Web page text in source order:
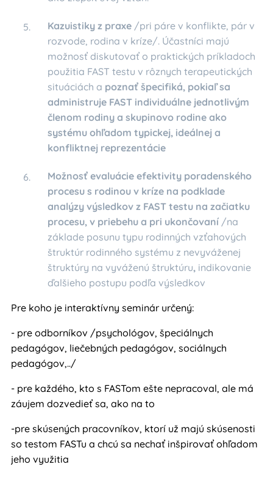
Kazuistiky z praxe /pri páre v konflikte, pár v
rozvode, rodina v kríze/. Účastníci majú
možnosť diskutovať o praktických príkladoch
použitia FAST testu v rôznych terapeutických
situáciách a poznať špecifiká, pokiaľ sa
administruje FAST individuálne jednotlivým
členom rodiny a skupinovo rodine ako
systému ohľadom typickej, ideálnej a
konfliktnej reprezentácie
Možnosť evaluácie efektivity poradenského
procesu s rodinou v kríze na podklade
analýzy výsledkov z FAST testu na začiatku
procesu, v priebehu a pri ukončovaní /na
základe posunu typu rodinných vzťahových
štruktúr rodinného systému z nevyváženej
štruktúry na vyváženú štruktúru, indikovanie
ďalšieho postupu podľa výsledkov
Pre koho je interaktívny seminár určený:
- pre odborníkov /psychológov, špeciálnych
pedagógov, liečebných pedagógov, sociálnych
pedagógov,../
- pre každého, kto s FASTom ešte nepracoval, ale má
záujem dozvedieť sa, ako na to
-pre skúsených pracovníkov, ktorí už majú skúsenosti
so testom FASTu a chcú sa nechať inšpirovať ohľadom
jeho využitia